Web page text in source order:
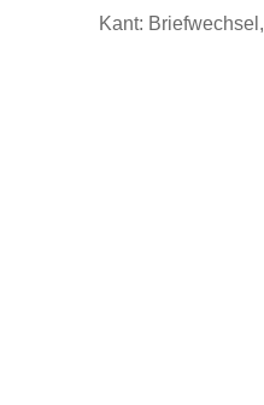
Kant: Briefwechsel,